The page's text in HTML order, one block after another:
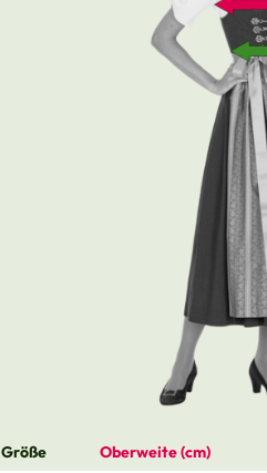
Größe Oberweite (cm)